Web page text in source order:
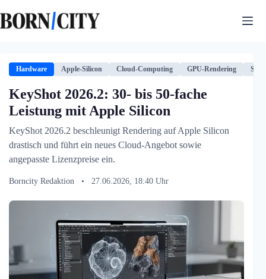
Inhalt
springen
Hardware Apple-Silicon Cloud-Computing GPU-Rendering
KeyShot 2026.2: 30- bis 50-fache
Leistung mit Apple Silicon
KeyShot 2026.2 beschleunigt Rendering auf Apple Silicon
drastisch und führt ein neues Cloud-Angebot sowie
angepasste Lizenzpreise ein.
Borncity Redaktion • 27.06.2026, 18:40 Uhr